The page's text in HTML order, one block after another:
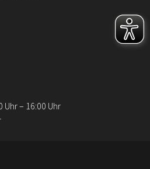
Uhr – 16:00 Uhr